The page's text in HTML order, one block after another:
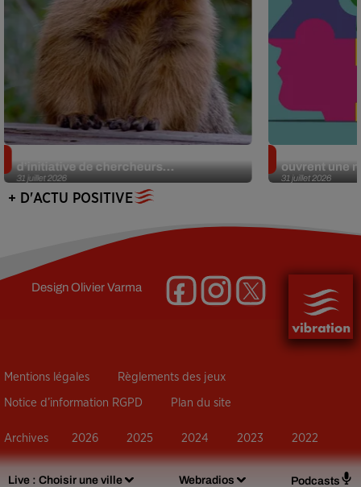
Live : Choisir une ville Webradios Podcasts
31 juillet 2026
d’initiative de chercheurs...
31 juillet 2026
ouvrent une
+ D'ACTU POSITIVE
DesignOlivier Varma
Mentions légales Règlements des jeux
Notice d’information RGPD Plan du site
Archives 2026 2025 2024 2023 2022